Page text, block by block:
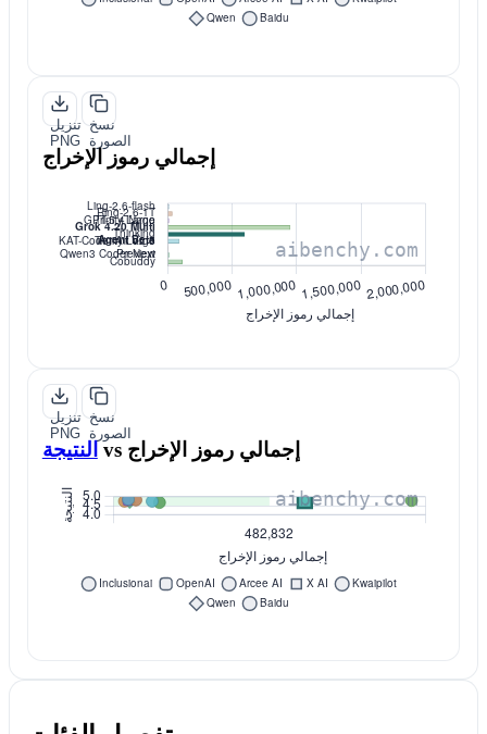
تنزيل
PNG
نسخ
الصورة
إجمالي رموز الإخراج
تنزيل
PNG
نسخ
الصورة
النتيجة vs إجمالي رموز الإخراج